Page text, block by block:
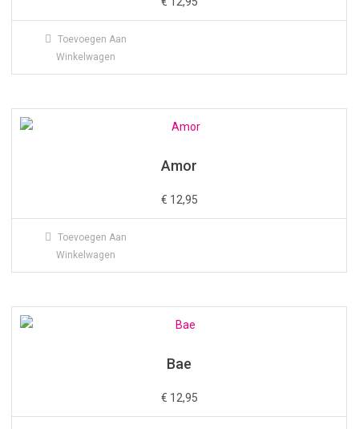
Toevoegen Aan
Winkelwagen
Amor
€ 12,95
Toevoegen Aan
Winkelwagen
Bae
€ 12,95